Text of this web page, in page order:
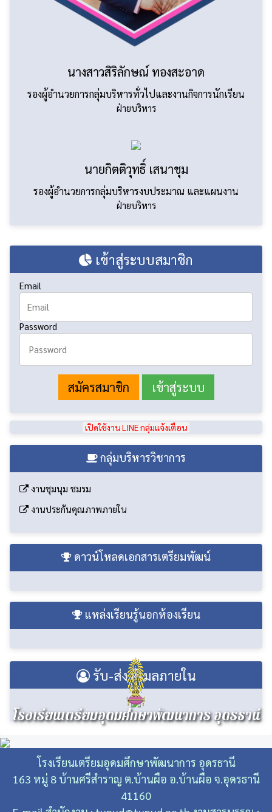
นางสาวสิริลักษณ์ ทองสะอาด
รองผู้อำนวยการกลุ่มบริหารทั่วไปและงานกิจการนักเรียน
ฝ่ายบริหาร
นายกิตติวุทธิ์ เสนาชุม
รองผู้อำนวยการกลุ่มบริหารงบประมาณ และแผนงาน
ฝ่ายบริหาร
เข้าสู่ระบบสมาชิก
Email
Password
สมัครสมาชิก
เปิดใช้งาน LINE กลุ่มแจ้งเตือน
กลุ่มบริหารวิชาการ
งานชุมนุม ชมรม
งานประกันคุณภาพภายใน
ดาวน์โหลดเอกสารเตรียมพัฒน์
แหล่งเรียนรู้นอกห้องเรียน
รับ-ส่ง อีเมลภายใน
โรงเรียนเตรียมอุดมศึกษาพัฒนาการ อุดรธานี
โรงเรียนเตรียมอุดมศึกษาพัฒนาการ อุดรธานี
163 หมู่ 8 บ้านศรีสําราญ ต.บ้านผือ อ.บ้านผือ จ.อุดรธานี
41160